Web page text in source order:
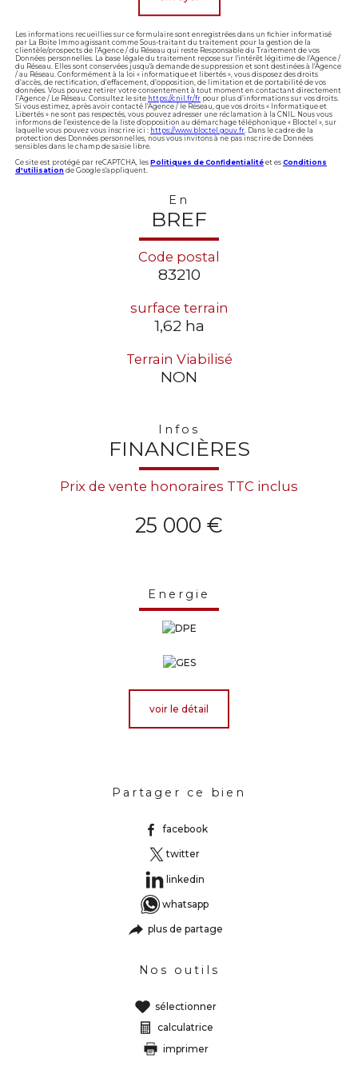
Les informations recueillies sur ce formulaire sont enregistrées dans un fichier informatisé
par La Boite Immo agissant comme Sous-traitant du traitement pour la gestion de la
clientèle/prospects de l'Agence / du Réseau qui reste Responsable du Traitement de vos
Données personnelles. La base légale du traitement repose sur l'intérêt légitime de l'Agence /
du Réseau. Elles sont conservées jusqu'à demande de suppression et sont destinées à l'Agence
/ au Réseau. Conformément à la loi « informatique et libertés », vous disposez des droits
d’accès, de rectification, d’effacement, d’opposition, de limitation et de portabilité de vos
données. Vous pouvez retirer votre consentement à tout moment en contactant directement
l’Agence / Le Réseau. Consultez le site https://cnil.fr/fr pour plus d’informations sur vos droits.
Si vous estimez, après avoir contacté l'Agence / le Réseau, que vos droits « Informatique et
Libertés » ne sont pas respectés, vous pouvez adresser une réclamation à la CNIL. Nous vous
informons de l’existence de la liste d'opposition au démarchage téléphonique « Bloctel », sur
laquelle vous pouvez vous inscrire ici : https://www.bloctel.gouv.fr. Dans le cadre de la
protection des Données personnelles, nous vous invitons à ne pas inscrire de Données
sensibles dans le champ de saisie libre.
Ce site est protégé par reCAPTCHA, les Politiques de Confidentialité et es Conditions
d'utilisation de Google s'appliquent.
En
BREF
Code postal
83210
surface terrain
1,62 ha
Terrain Viabilisé
NON
Infos
FINANCIÈRES
Prix de vente honoraires TTC inclus
25 000 €
Energie
voir le détail
Partager ce bien
facebook
twitter
linkedin
whatsapp
plus de partage
Nos outils
sélectionner
calculatrice
imprimer